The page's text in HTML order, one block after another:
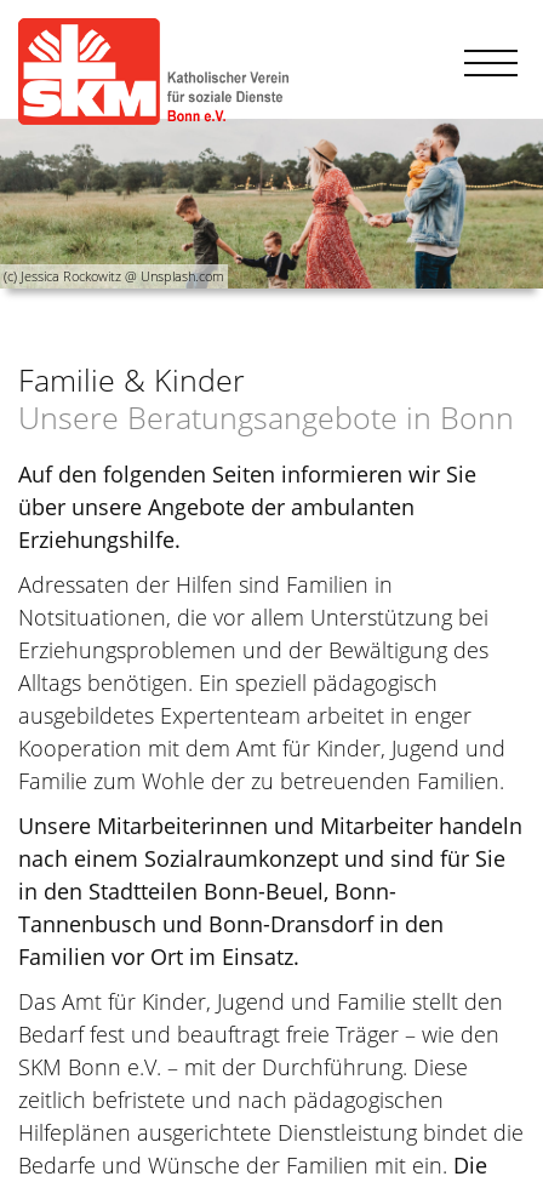
(c) Jessica Rockowitz @ Unsplash.com
Familie & Kinder
Unsere Beratungsangebote in Bonn
Auf den folgenden Seiten informieren wir Sie
über unsere Angebote der ambulanten
Erziehungshilfe.
Adressaten der Hilfen sind Familien in
Notsituationen, die vor allem Unterstützung bei
Erziehungsproblemen und der Bewältigung des
Alltags benötigen. Ein speziell pädagogisch
ausgebildetes Expertenteam arbeitet in enger
Kooperation mit dem Amt für Kinder, Jugend und
Familie zum Wohle der zu betreuenden Familien.
Unsere Mitarbeiterinnen und Mitarbeiter handeln
nach einem Sozialraumkonzept und sind für Sie
in den Stadtteilen Bonn-Beuel, Bonn-
Tannenbusch und Bonn-Dransdorf in den
Familien vor Ort im Einsatz.
Das Amt für Kinder, Jugend und Familie stellt den
Bedarf fest und beauftragt freie Träger – wie den
SKM Bonn e.V. – mit der Durchführung. Diese
zeitlich befristete und nach pädagogischen
Hilfeplänen ausgerichtete Dienstleistung bindet die
Bedarfe und Wünsche der Familien mit ein. Die